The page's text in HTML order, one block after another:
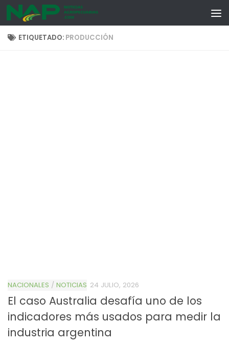
Skip to content
ETIQUETADO: PRODUCCIÓN
NACIONALES / NOTICIAS 24 JULIO, 2026
El caso Australia desafía uno de los
indicadores más usados para medir la
industria argentina